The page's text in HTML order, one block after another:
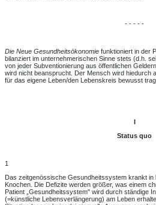
- - - - -
Die Neue Gesundheitsökonomie funktioniert in der
bilanziert im unternehmerischen Sinne stets (d.h.
von jeder Subventionierung aus öffentlichen
wird nicht beansprucht. Der Mensch wird hie­durch
für das eigene Leben/den Lebenskreis bewusst
I
Status quo
1
Das zeitgenössische Gesundheitssystem krankt in
Knochen. Die Defizite werden größer, was einem
Patient „Gesundheitssystem" wird durch ständige
(=künstliche Lebensverlängerung) am Leben